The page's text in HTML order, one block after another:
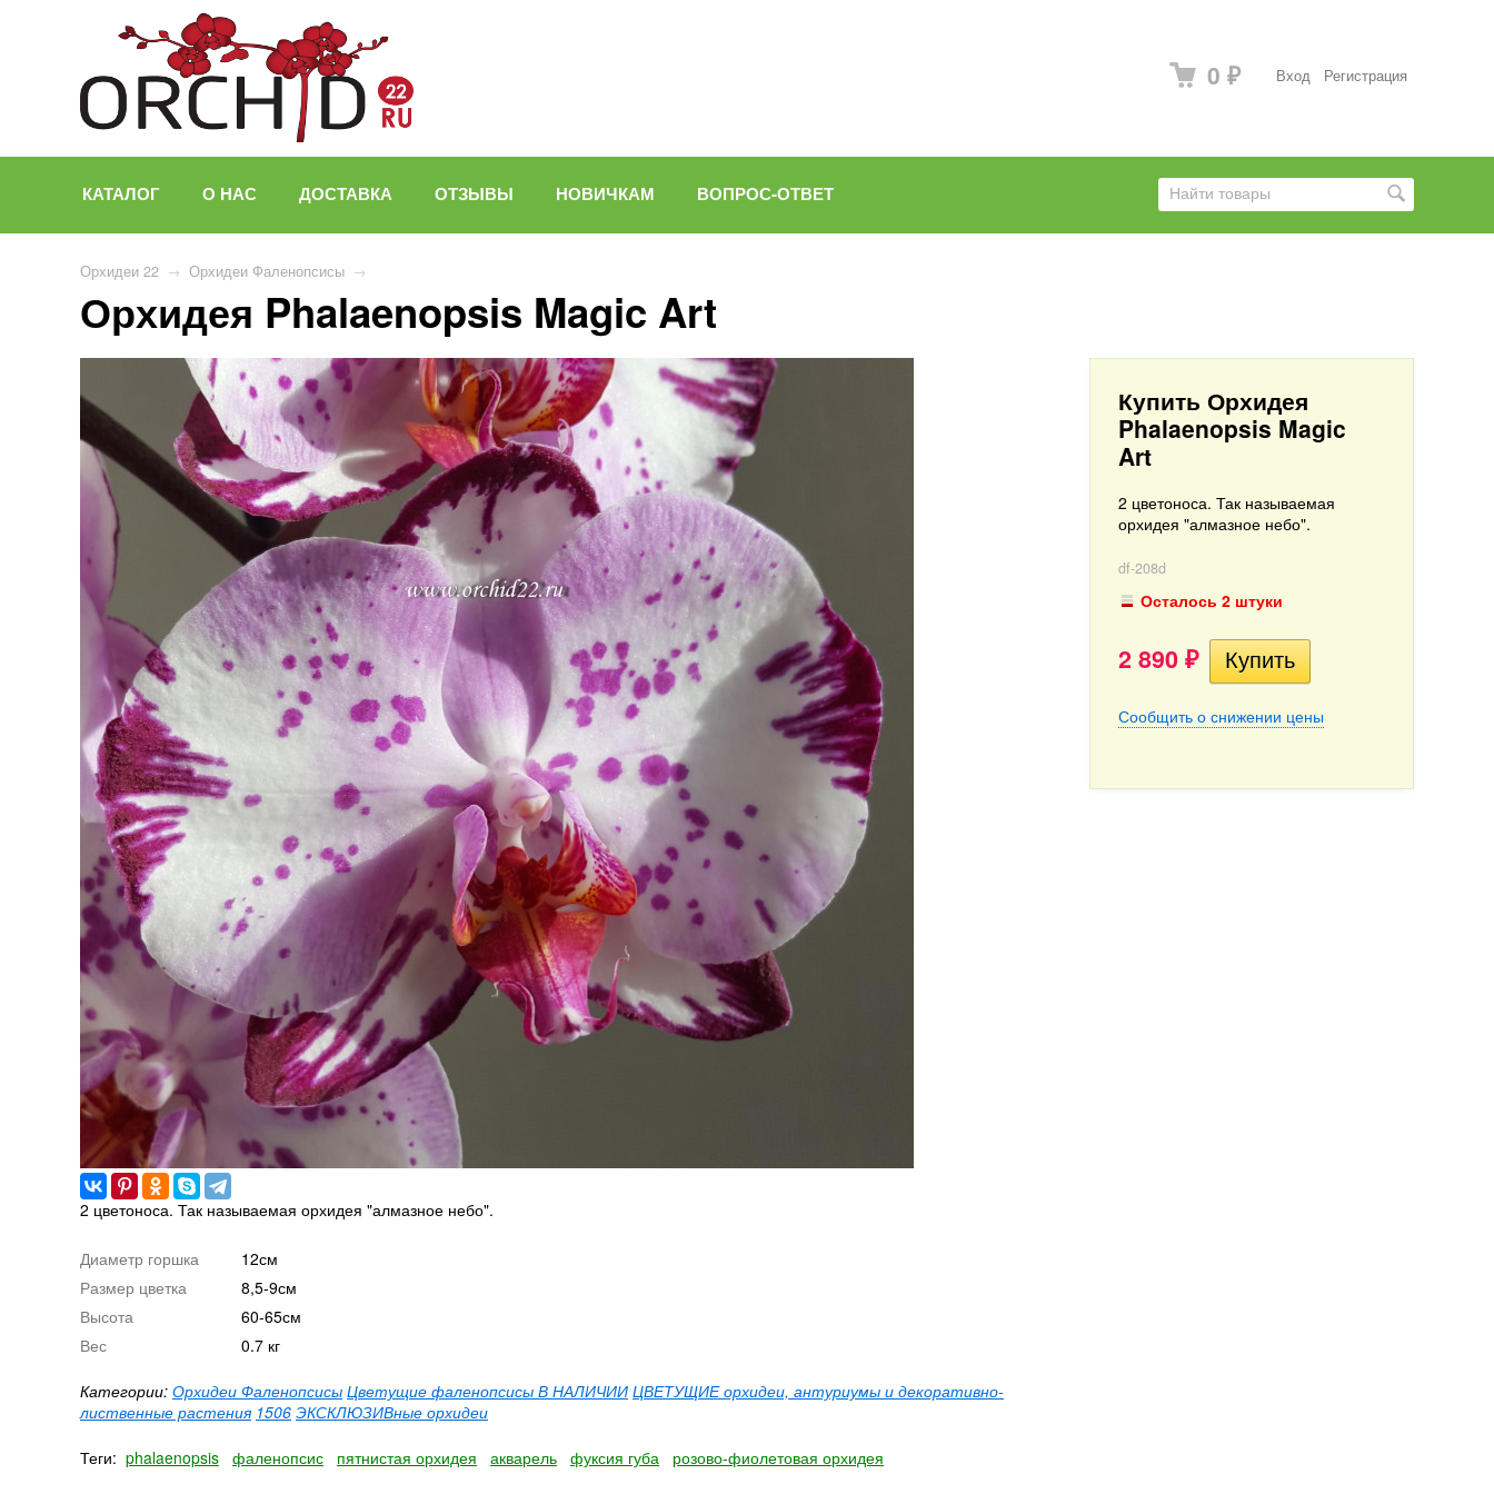
Вход Регистрация
0 ₽
КАТАЛОГ О НАС ДОСТАВКА ОТЗЫВЫ НОВИЧКАМ ВОПРОС-ОТВЕТ
Орхидеи 22 → Орхидеи Фаленопсисы →
Орхидея Phalaenopsis Magic Art
Купить Орхидея
Phalaenopsis Magic
Art
2 цветоноса. Так называемая
орхидея "алмазное небо".
df-208d
Осталось 2 штуки
2 890 ₽
Сообщить о снижении цены
2 цветоноса. Так называемая орхидея "алмазное небо".
Диаметр горшка
12см
Размер цветка
8,5-9см
Высота
60-65см
Вес
0.7 кг
Категории: Орхидеи Фаленопсисы Цветущие фаленопсисы В НАЛИЧИИ ЦВЕТУЩИЕ орхидеи, антуриумы и декоративно-
лиственные растения 1506 ЭКСКЛЮЗИВные орхидеи
Теги: phalaenopsis фаленопсис пятнистая орхидея акварель фуксия губа розово-фиолетовая орхидея